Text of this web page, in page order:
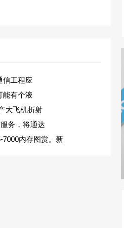
信工程应
能有个液
大飞机折射
务，将通达
内存图赏。新